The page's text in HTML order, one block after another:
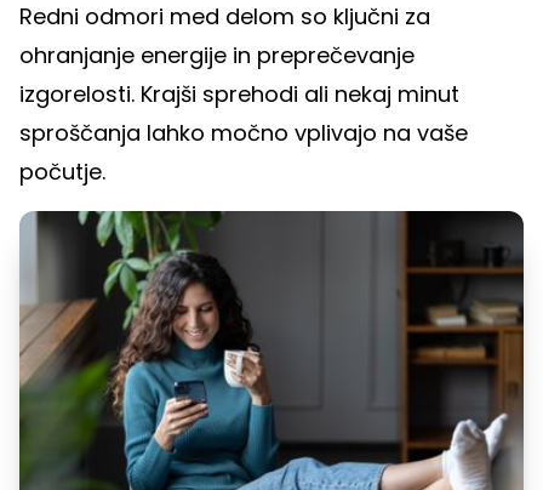
Redni odmori med delom so ključni za
ohranjanje energije in preprečevanje
izgorelosti. Krajši sprehodi ali nekaj minut
sproščanja lahko močno vplivajo na vaše
počutje.